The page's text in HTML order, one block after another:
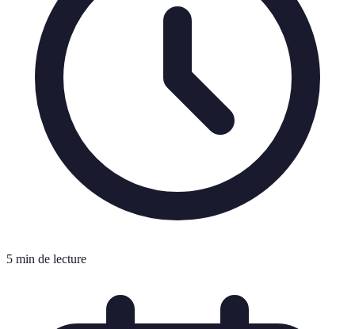
5 min de lecture